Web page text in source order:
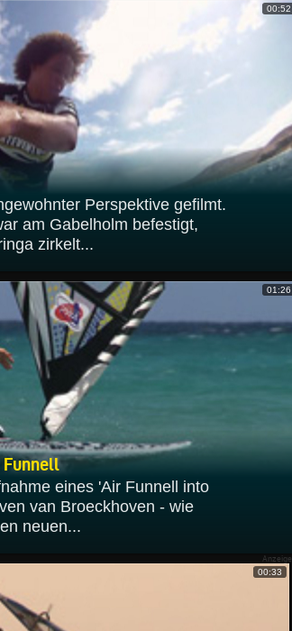
00:52
Perspektive gefilmt.
am Gabelholm befestigt,
zirkelt...
01:26
eines 'Air Funnell into
van Broeckhoven - wie
neuen...
00:33